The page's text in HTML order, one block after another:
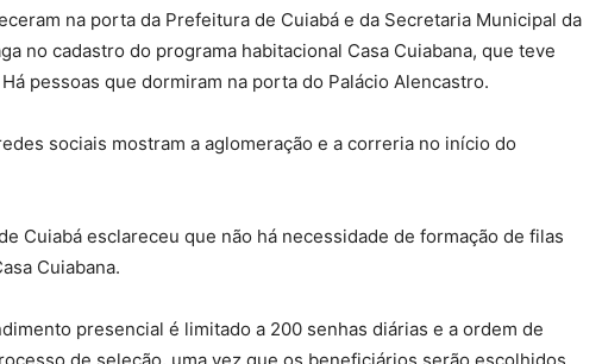
na porta da Prefeitura de Cuiabá e da Secretaria Municipal da
no cadastro do programa habitacional Casa Cuiabana, que teve
pessoas que dormiram na porta do Palácio Alencastro.
sociais mostram a aglomeração e a correria no início do
Cuiabá esclareceu que não há necessidade de formação de filas
Cuiabana.
presencial é limitado a 200 senhas diárias e a ordem de
de seleção, uma vez que os beneficiários serão escolhidos